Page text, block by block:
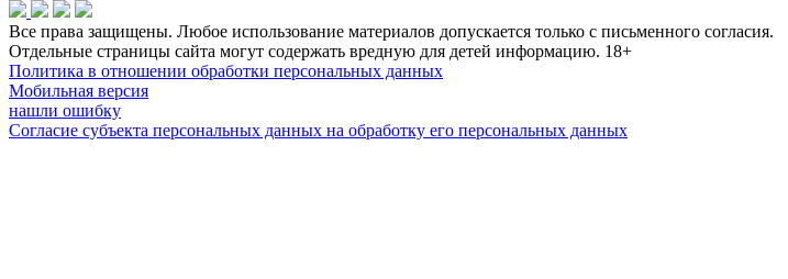
Все права защищены. Любое использование материалов допускается только с письменного согласия.
Отдельные страницы сайта могут содержать вредную для детей информацию. 18+
Политика в отношении обработки персональных данных
Мобильная версия
нашли ошибку
Согласие субъекта персональных данных на обработку его персональных данных